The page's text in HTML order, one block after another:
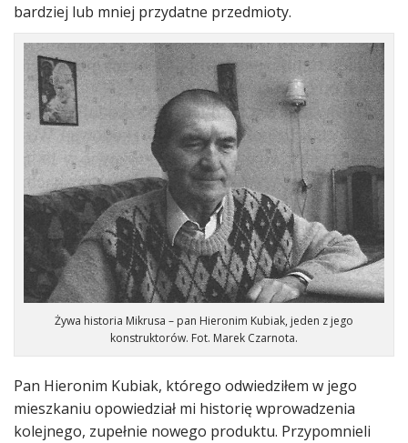
bardziej lub mniej przydatne przedmioty.
Żywa historia Mikrusa – pan Hieronim Kubiak, jeden z jego
konstruktorów. Fot. Marek Czarnota.
Pan Hieronim Kubiak, którego odwiedziłem w jego
mieszkaniu opowiedział mi historię wprowadzenia
kolejnego, zupełnie nowego produktu. Przypomnieli